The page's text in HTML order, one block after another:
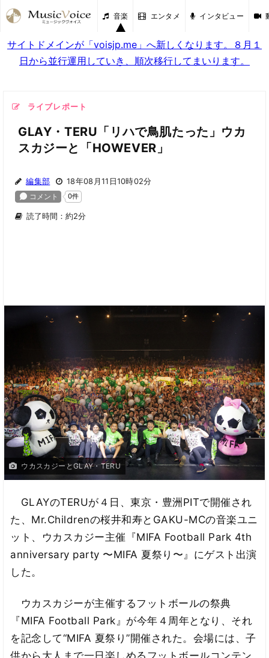
音楽 エンタメ インタビュー
サイトドメインが「voisjp.me」へ新しくなります。８月１
日から並行運用していき、順次移行してまいります。
ライブレポート
GLAY・TERU「リハで鳥肌たった」ウカ
スカジーと「HOWEVER」
編集部 18年08月11日10時02分
読了時間：約2分
ウカスカジーとGLAY・TERU
GLAYのTERUが４日、東京・豊洲PITで開催され
た、Mr.Childrenの桜井和寿とGAKU-MCの音楽ユニ
ット、ウカスカジー主催『MIFA Football Park 4th
anniversary party 〜MIFA 夏祭り〜』にゲスト出演
した。
ウカスカジーが主催するフットボールの祭典
『MIFA Football Park』が今年４周年となり、それ
を記念して“MIFA 夏祭り”開催された。会場には、子